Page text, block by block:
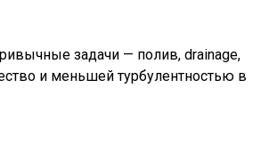
задачи — полив, drainage,
и меньшей турбулентностью в